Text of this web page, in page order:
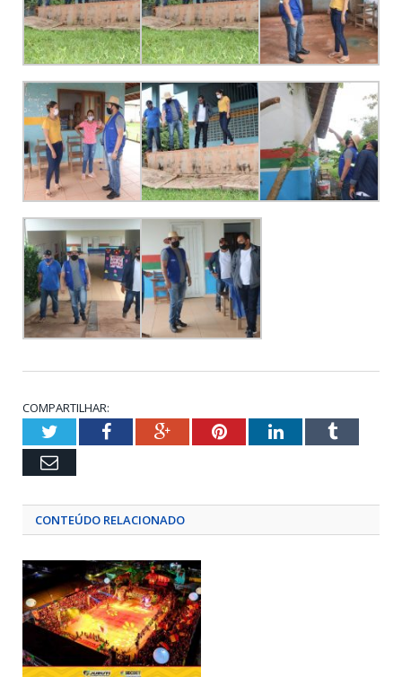
COMPARTILHAR:
TwitterFacebookGoogle+PinterestLinkedInTumblr
Email
CONTEÚDO RELACIONADO